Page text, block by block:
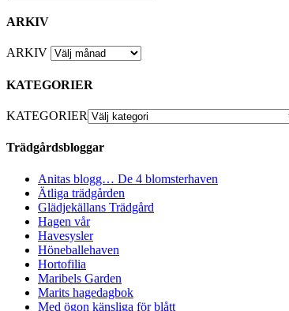
ARKIV
ARKIV
KATEGORIER
KATEGORIER
Trädgårdsbloggar
Anitas blogg… De 4 blomsterhaven
Ätliga trädgården
Glädjekällans Trädgård
Hagen vår
Havesysler
Höneballehaven
Hortofilia
Maribels Garden
Marits hagedagbok
Med ögon känsliga för blått